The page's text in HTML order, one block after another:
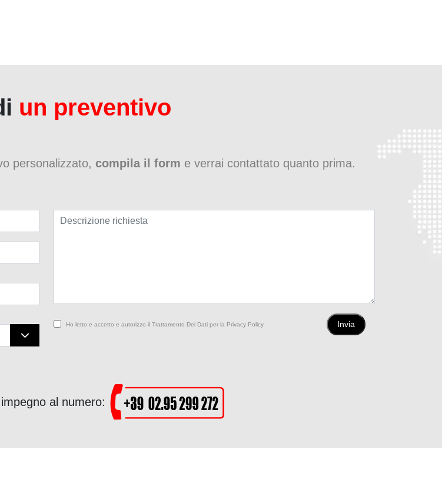
un preventivo
personalizzato, compila il form e verrai contattato quanto prima.
Ho letto e accetto e autorizzo il Trattamento Dei Dati per la Privacy Policy
al numero: